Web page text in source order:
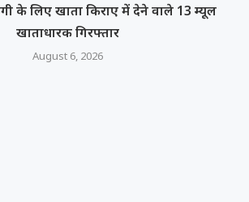
के लिए खाता किराए में देने वाले 13 म्यूल
खाताधारक गिरफ्तार
August 6, 2026